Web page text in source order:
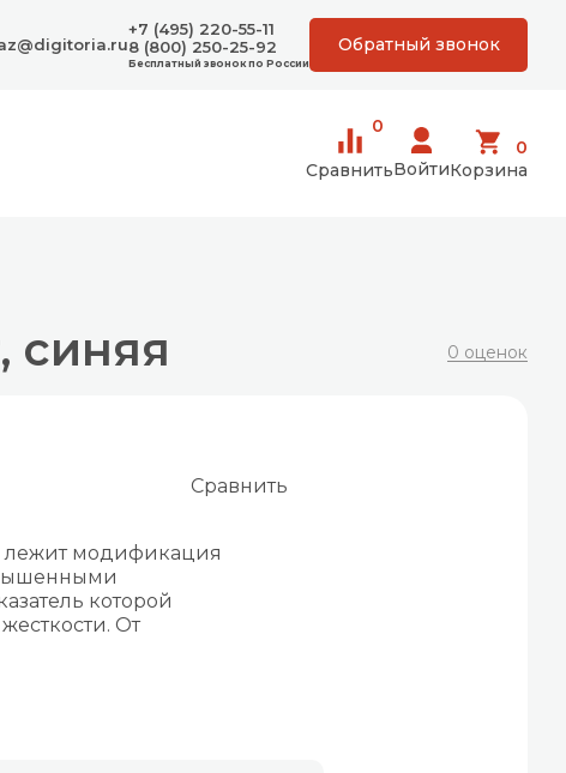
+7 (495) 220-55-11
8 (800) 250-25-92
Бесплатный звонок по России
Обратный звонок
0
СравнитьВойти
0
Корзина
синяя 0 оценок
Сравнить
лежит модификация
которой
От